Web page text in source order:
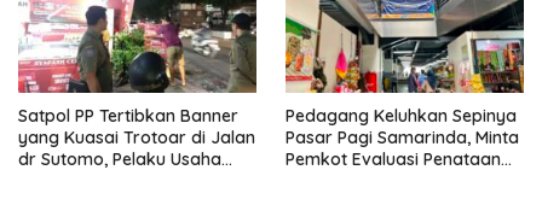
Satpol PP Tertibkan Banner
yang Kuasai Trotoar di Jalan
dr Sutomo, Pelaku Usaha
Pedagang Keluhkan Sepinya
Pasar Pagi Samarinda, Minta
Pemkot Evaluasi Penataan